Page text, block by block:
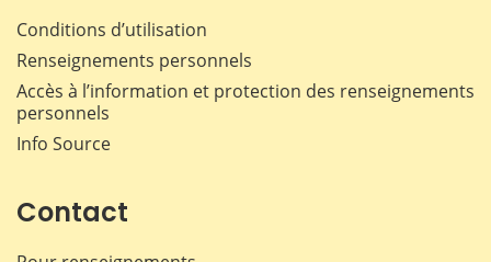
Conditions d’utilisation
Renseignements personnels
Accès à l’information et protection des renseignements
personnels
Info Source
Contact